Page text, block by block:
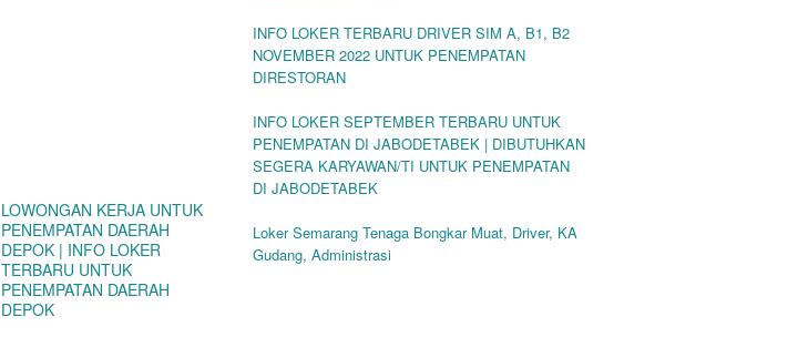
LOWONGAN KERJA UNTUK
PENEMPATAN DAERAH
DEPOK | INFO LOKER
TERBARU UNTUK
PENEMPATAN DAERAH
DEPOK
INFO LOKER TERBARU DRIVER SIM A, B1, B2
NOVEMBER 2022 UNTUK PENEMPATAN
DIRESTORAN
INFO LOKER SEPTEMBER TERBARU UNTUK
PENEMPATAN DI JABODETABEK | DIBUTUHKAN
SEGERA KARYAWAN/TI UNTUK PENEMPATAN
DI JABODETABEK
Loker Semarang Tenaga Bongkar Muat, Driver, KA
Gudang, Administrasi